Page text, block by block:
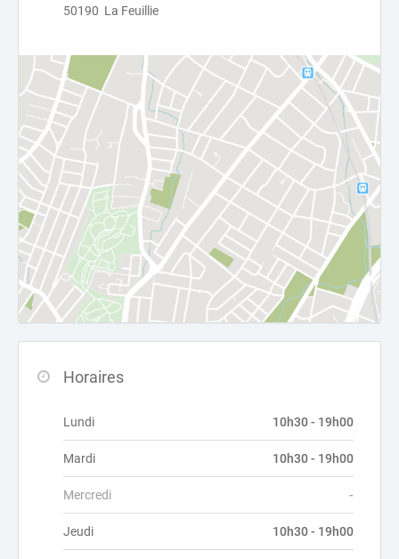
50190 La Feuillie
Horaires
Lundi 10h30 - 19h00
Mardi 10h30 - 19h00
Mercredi -
Jeudi 10h30 - 19h00